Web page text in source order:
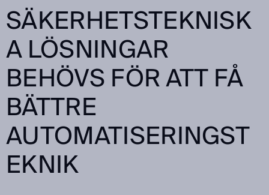
SÄKERHETSTEKNISK
A LÖSNINGAR
BEHÖVS FÖR ATT FÅ
BÄTTRE
AUTOMATISERINGST
EKNIK